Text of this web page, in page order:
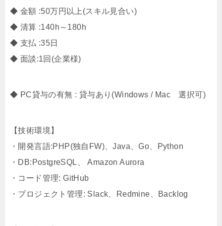
◆ 金額 :50万円以上(スキル見合い)
◆ 清算 :140h～180h
◆ 支払 :35日
◆ 面談:1回(企業様)
◆ PC貸与の有無 : 貸与あり(Windows / Mac 選択可)
【技術環境】
・開発言語:PHP(独自FW)、Java、Go、Python
・DB:PostgreSQL、 Amazon Aurora
・コード管理: GitHub
・プロジェクト管理: Slack、Redmine、Backlog